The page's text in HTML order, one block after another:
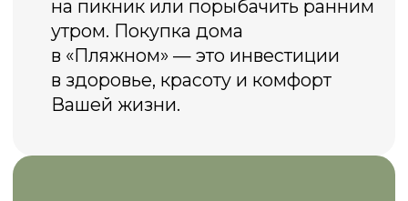
Записаться на просмотр
Больше, чем дом